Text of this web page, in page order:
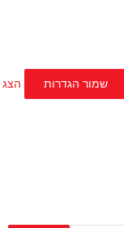
שמור הגדרות
הצג